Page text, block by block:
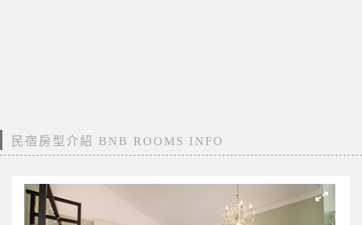
民宿房型介紹 BNB ROOMS INFO